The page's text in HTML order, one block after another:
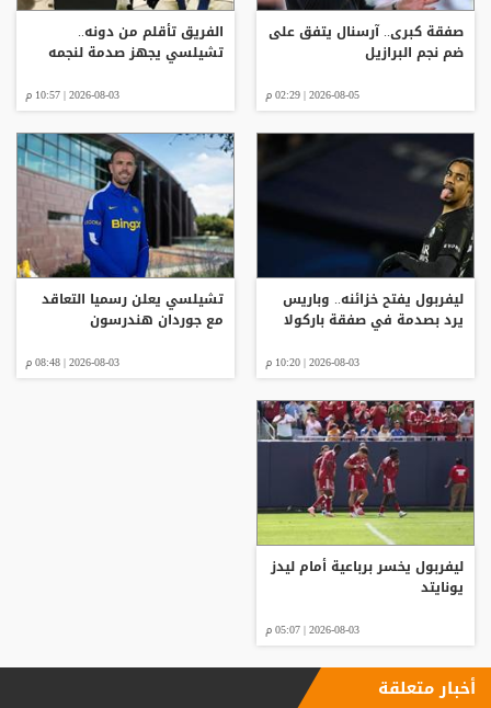
صفقة كبرى.. آرسنال يتفق على
ضم نجم البرازيل
2026-08-05 | 02:29 م
الفريق تأقلم من دونه..
تشيلسي يجهز صدمة لنجمه
2026-08-03 | 10:57 م
ليفربول يفتح خزائنه.. وباريس
يرد بصدمة في صفقة باركولا
2026-08-03 | 10:20 م
تشيلسي يعلن رسميا التعاقد
مع جوردان هندرسون
2026-08-03 | 08:48 م
ليفربول يخسر برباعية أمام ليدز
يونايتد
2026-08-03 | 05:07 م
أخبار متعلقة